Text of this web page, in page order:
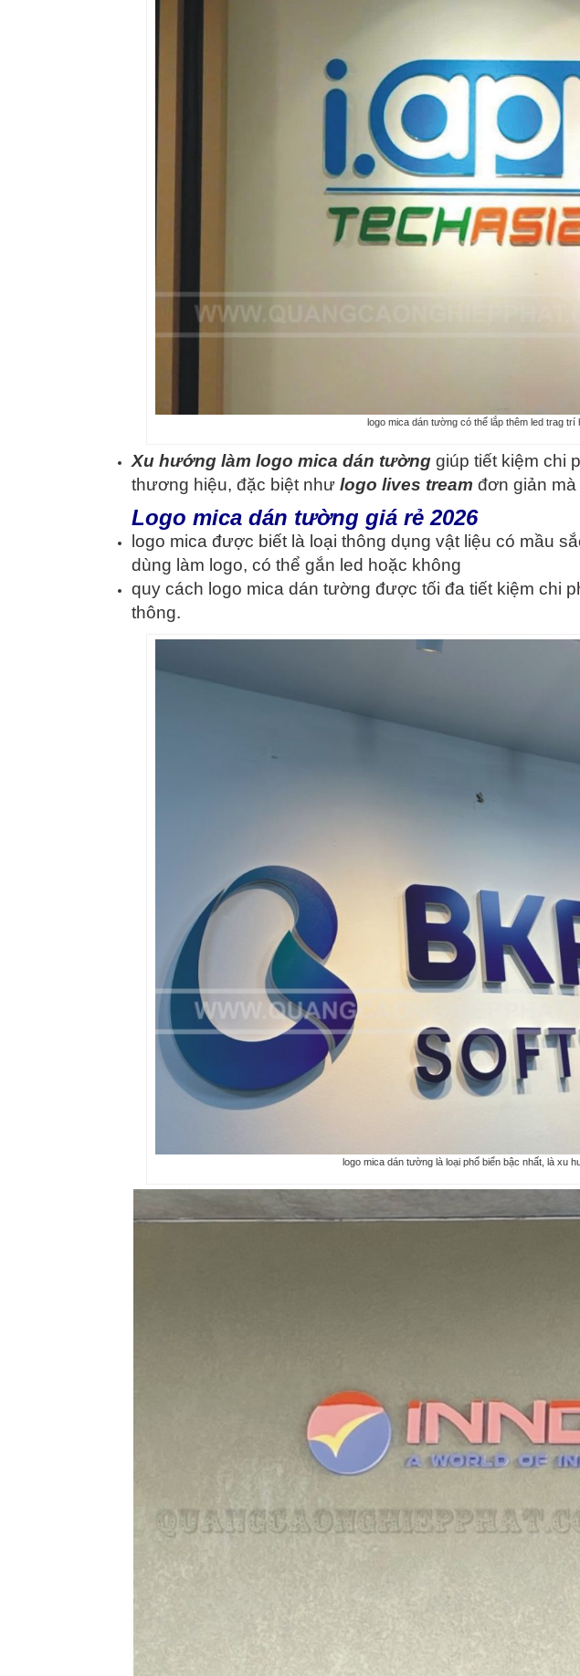
logo mica dán tường có thể lắp thêm led trag trí
Xu hướng làm logo mica dán tường giúp tiết kiệm chi
thương hiệu, đặc biệt như logo lives tream đơn giản
Logo mica dán tường giá rẻ 2026
logo mica được biết là loại thông dụng vật liệu có mầu
dùng làm logo, có thể gắn led hoặc không
quy cách logo mica dán tường được tối đa tiết kiệm chi
thông.
logo mica dán tường là loại phổ biển bậc nhất, là xu